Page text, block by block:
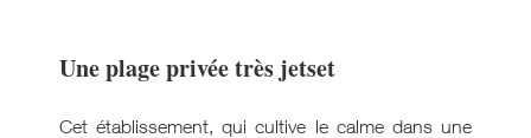
Une plage privée très jetset
Cet établissement, qui cultive le calme dans une